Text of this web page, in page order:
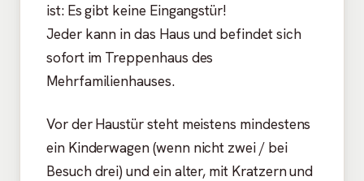
ist: Es gibt keine Eingangstür!
Jeder kann in das Haus und befindet sich
sofort im Treppenhaus des
Mehrfamilienhauses.
Vor der Haustür steht meistens mindestens
ein Kinderwagen (wenn nicht zwei / bei
Besuch drei) und ein alter, mit Kratzern und